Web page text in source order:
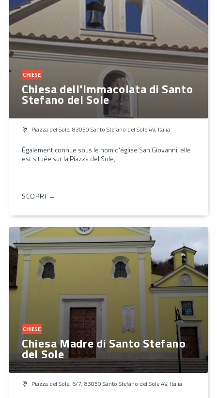
CHIESE
Chiesa dell'Immacolata di Santo
Stefano del Sole
Piazza del Sole, 83050 Santo Stefano del Sole AV, Italia
Également connue sous le nom d'église San Giovanni, elle
est située sur la Piazza del Sole,…
SCOPRI →
CHIESE
Chiesa Madre di Santo Stefano
del Sole
Piazza del Sole, 6/7, 83050 Santo Stefano del Sole AV, Italia